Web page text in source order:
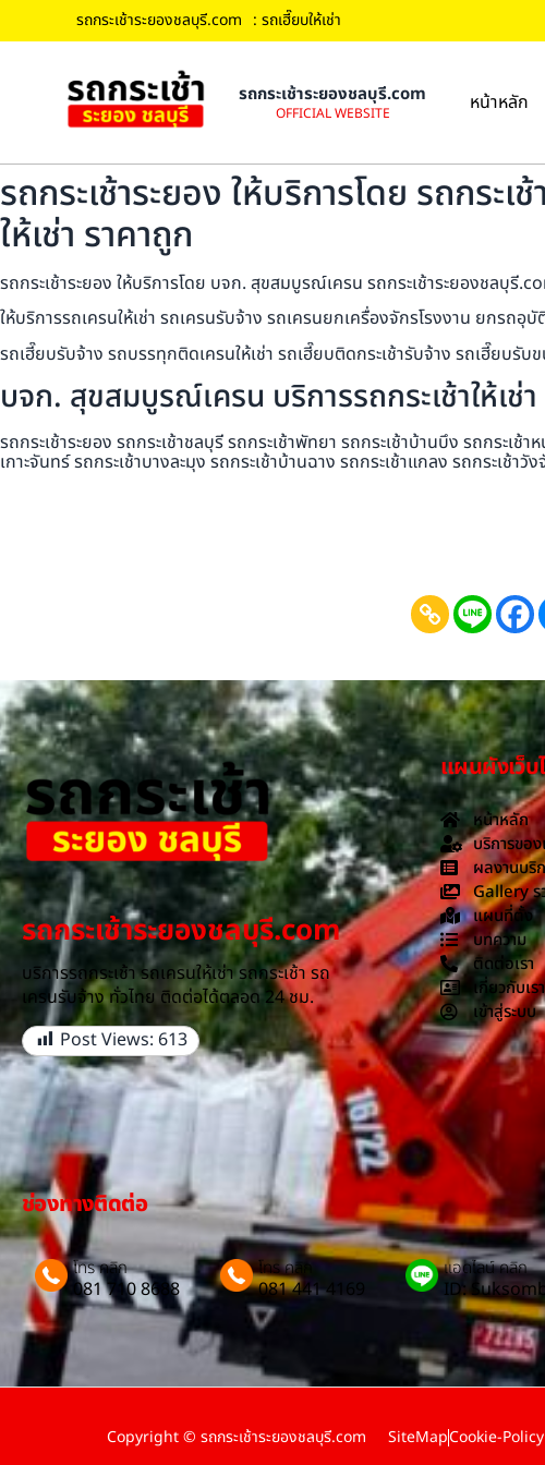
รถกระเช้าระยองชลบุรี.com : รถเฮี๊ยบให้เช่า
รถกระเช้าระยองชลบุรี.com
OFFICIAL WEBSITE หน้าหลัก
รถกระเช้าระยอง ให้บริการโดย รถกระ
ให้เช่า ราคาถูก
รถกระเช้าระยอง ให้บริการโดย บจก. สุขสมบูรณ์เครน รถกระเช้าระยองชลบุรี
ให้บริการรถเครนให้เช่า รถเครนรับจ้าง รถเครนยกเครื่องจักรโรงงาน ยกร
รถเฮี๊ยบรับจ้าง รถบรรทุกติดเครนให้เช่า รถเฮี๊ยบติดกระเช้ารับจ้าง รถเฮี๊ย
บจก. สุขสมบูรณ์เครน บริการรถกระเช้าให้เช่า
รถกระเช้าระยอง รถกระเช้าชลบุรี รถกระเช้าพัทยา รถกระเช้าบ้านบึง รถกระเ
เกาะจันทร์ รถกระเช้าบางละมุง รถกระเช้าบ้านฉาง รถกระเช้าแกลง รถกระเช้า
รถกระเช้าระยองชลบุรี.com
บริการรถกระเช้า รถเครนให้เช่า รถกระเช้า รถ
เครนรับจ้าง ทั่วไทย ติดต่อได้ตลอด 24 ชม.
Post Views: 613
แผนผังเว็บ
หน้าหลัก
บริการของ
ผลงานบริ
Gallery ร
แผนที่ตั้ง
บทความ
ติดต่อเรา
เกี่ยวกับเรา
เข้าสู่ระบบ
ช่องทางติดต่อ
โทร คลิก
081 710 8688
โทร คลิก
081 441 4169
แอดไลน์ คลิก
ID:
Copyright © รถกระเช้าระยองชลบุรี.com SiteMapCookie-Policy